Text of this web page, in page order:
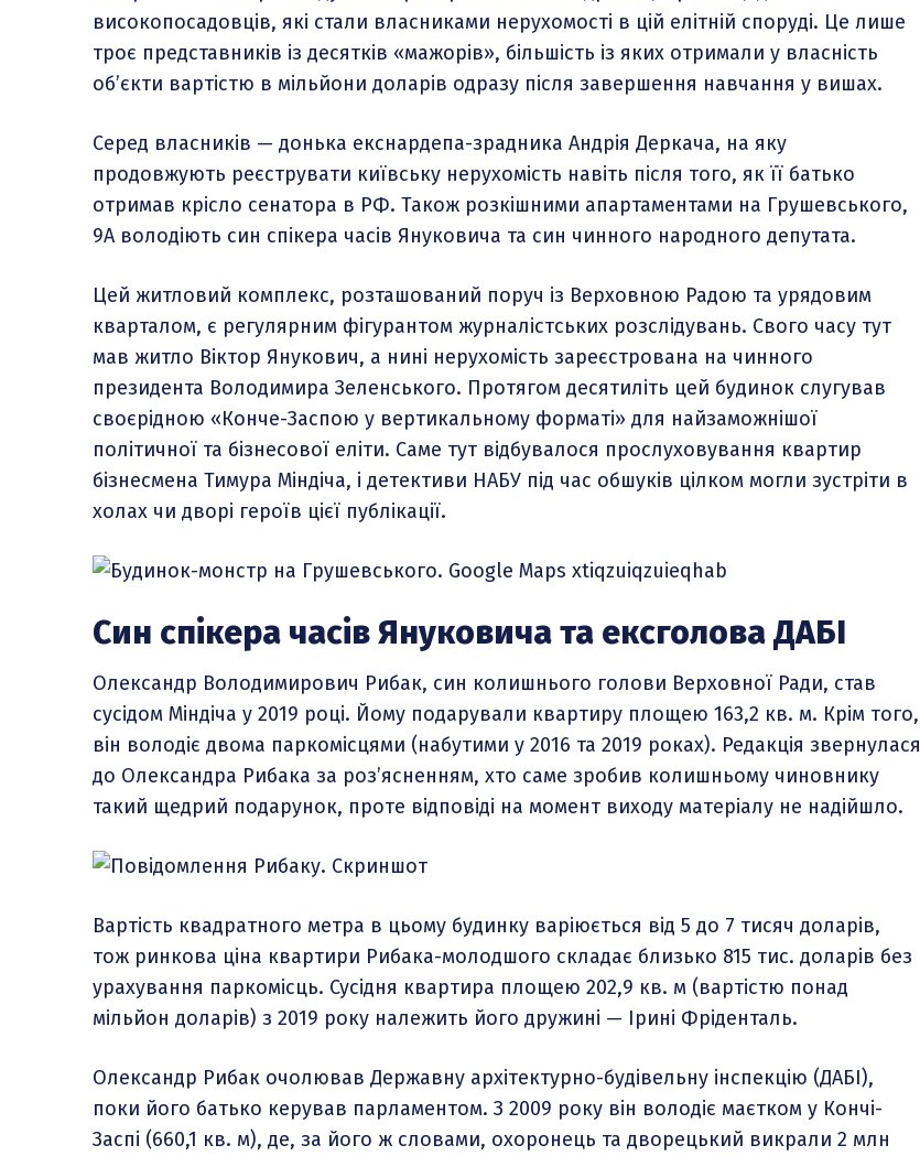
високопосадовців, які стали власниками нерухомості в цій елітній споруді. Це лише
троє представників із десятків «мажорів», більшість із яких отримали у власність
об’єкти вартістю в мільйони доларів одразу після завершення навчання у вишах.
Серед власників — донька екснардепа-зрадника Андрія Деркача, на яку
продовжують реєструвати київську нерухомість навіть після того, як її батько
отримав крісло сенатора в РФ. Також розкішними апартаментами на Грушевського,
9А володіють син спікера часів Януковича та син чинного народного депутата.
Цей житловий комплекс, розташований поруч із Верховною Радою та урядовим
кварталом, є регулярним фігурантом журналістських розслідувань. Свого часу тут
мав житло Віктор Янукович, а нині нерухомість зареєстрована на чинного
президента Володимира Зеленського. Протягом десятиліть цей будинок слугував
своєрідною «Конче-Заспою у вертикальному форматі» для найзаможнішої
політичної та бізнесової еліти. Саме тут відбувалося прослуховування квартир
бізнесмена Тимура Міндіча, і детективи НАБУ під час обшуків цілком могли зустріти в
холах чи дворі героїв цієї публікації.
Син спікера часів Януковича та ексголова ДАБІ
Олександр Володимирович Рибак, син колишнього голови Верховної Ради, став
сусідом Міндіча у 2019 році. Йому подарували квартиру площею 163,2 кв. м. Крім того,
він володіє двома паркомісцями (набутими у 2016 та 2019 роках). Редакція звернулася
до Олександра Рибака за роз’ясненням, хто саме зробив колишньому чиновнику
такий щедрий подарунок, проте відповіді на момент виходу матеріалу не надійшло.
Вартість квадратного метра в цьому будинку варіюється від 5 до 7 тисяч доларів,
тож ринкова ціна квартири Рибака-молодшого складає близько 815 тис. доларів без
урахування паркомісць. Сусідня квартира площею 202,9 кв. м (вартістю понад
мільйон доларів) з 2019 року належить його дружині — Ірині Фріденталь.
Олександр Рибак очолював Державну архітектурно-будівельну інспекцію (ДАБІ),
поки його батько керував парламентом. З 2009 року він володіє маєтком у Кончі-
Заспі (660,1 кв. м), де, за його ж словами, охоронець та дворецький викрали 2 млн